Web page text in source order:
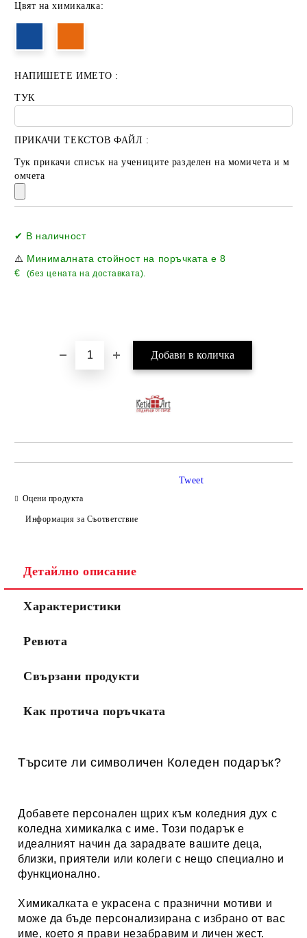
Цвят на химикалка:
НАПИШЕТЕ ИМЕТО :
ТУК
ПРИКАЧИ ТЕКСТОВ ФАЙЛ :
Тук прикачи списък на учениците разделен на момичета и м
омчета
✔ В наличност
⚠️ Минималната стойност на поръчката е8
€
(без цената на доставката).
Оцени продукта
Информация за Съответствие
Tweet
Детайлно описание
Характеристики
Ревюта
Свързани продукти
Как протича поръчката
Търсите ли символичен Коледен подарък?
Добавете персонален щрих към коледния дух с
коледна химикалка с име. Този подарък е
идеалният начин да зарадвате вашите деца,
близки, приятели или колеги с нещо специално и
функционално.
Химикалката е украсена с празнични мотиви и
може да бъде персонализирана с избрано от вас
име, което я прави незабравим и личен жест.